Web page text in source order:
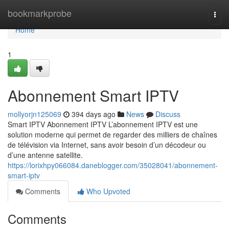
bookmarkprobe
Home
Home
1
Abonnement Smart IPTV
mollyorjn125069 394 days ago News
Discuss
Smart IPTV Abonnement IPTV L’abonnement IPTV est une
solution moderne qui permet de regarder des milliers de chaînes
de télévision via Internet, sans avoir besoin d’un décodeur ou
d’une antenne satellite.
https://lorixhpy066084.daneblogger.com/35028041/abonnement-
smart-iptv
Comments
Who Upvoted
Comments